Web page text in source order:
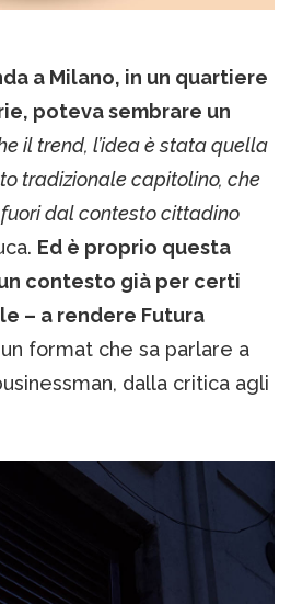
a Milano, in un quartiere
poteva sembrare un
il trend, l’idea è stata quella
tradizionale capitolino, che
fuori dal contesto cittadino
Ed è proprio questa
contesto già per certi
– a rendere Futura
un format che sa parlare a
dalla critica agli